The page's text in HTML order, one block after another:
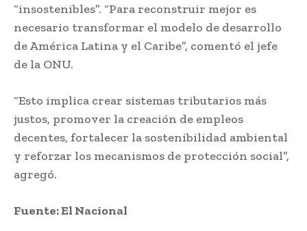
“insostenibles”. “Para reconstruir mejor es
necesario transformar el modelo de desarrollo
de América Latina y el Caribe”, comentó el jefe
de la ONU.
“Esto implica crear sistemas tributarios más
justos, promover la creación de empleos
decentes, fortalecer la sostenibilidad ambiental
y reforzar los mecanismos de protección social”,
agregó.
Fuente: El Nacional